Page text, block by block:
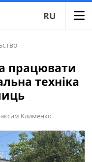
RU
працювати
техніка
Клименко